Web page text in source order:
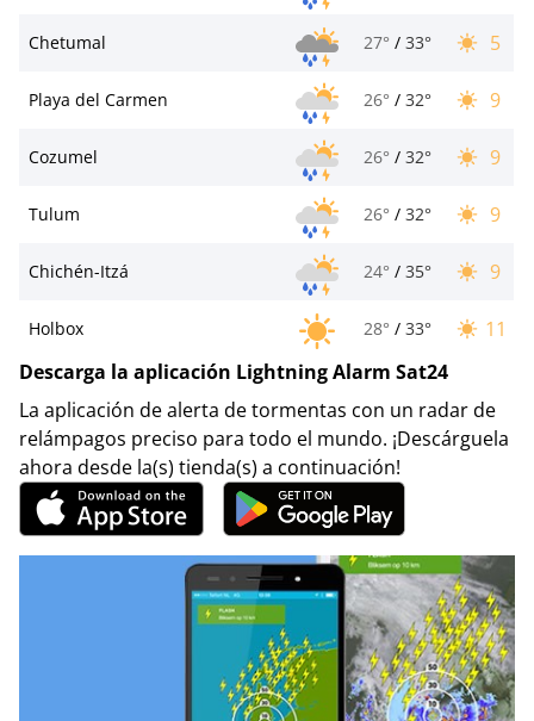
Chetumal 27° / 33° 5
Playa del Carmen 26° / 32° 9
Cozumel 26° / 32° 9
Tulum 26° / 32° 9
Chichén-Itzá 24° / 35° 9
Holbox 28° / 33°
11
Descarga la aplicación Lightning Alarm Sat24
La aplicación de alerta de tormentas con un radar de
relámpagos preciso para todo el mundo. ¡Descárguela
ahora desde la(s) tienda(s) a continuación!